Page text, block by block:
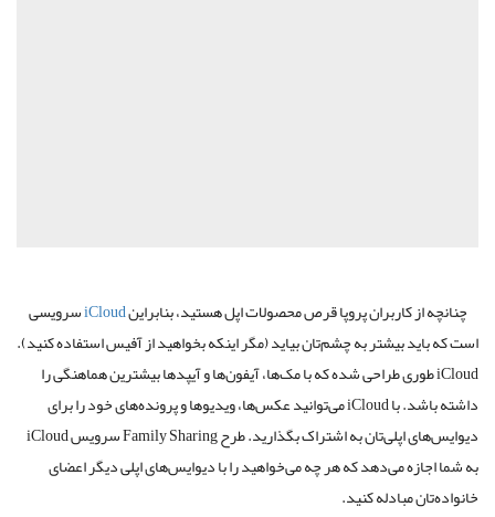
چنانچه از کاربران پروپا قرص محصولات اپل هستید، بنابراینiCloudسرویسی
است که باید بیشتر به چشم‌تان بیاید (مگر اینکه بخواهید از آفیس استفاده کنید).
iCloud طوری طراحی شده که با مک‌ها، آیفون‌ها و آیپدها بیشترین هماهنگی را
داشته باشد. با iCloud می‌توانید عکس‌ها، ویدیوها و پرونده‌های خود را برای
دیوایس‌های اپلی‌تان به اشتراک بگذارید. طرح Family Sharing سرویس iCloud
به شما اجازه می‌دهد که هر چه می‌خواهید را با دیوایس‌های اپلی دیگر اعضای
خانواده‌تان مبادله کنید.